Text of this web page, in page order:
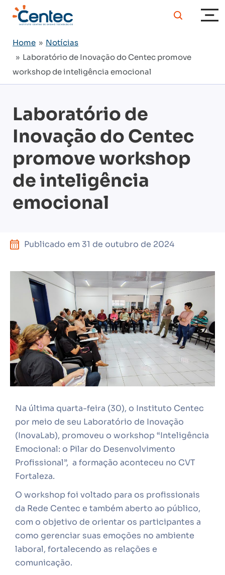
Home » Notícias
» Laboratório de Inovação do Centec promove
workshop de inteligência emocional
Laboratório de
Inovação do Centec
promove workshop
de inteligência
emocional
Publicado em 31 de outubro de 2024
Na última quarta-feira (30), o Instituto Centec
por meio de seu Laboratório de Inovação
(InovaLab), promoveu o workshop “Inteligência
Emocional: o Pilar do Desenvolvimento
Profissional”, a formação aconteceu no CVT
Fortaleza.
O workshop foi voltado para os profissionais
da Rede Centec e também aberto ao público,
com o objetivo de orientar os participantes a
como gerenciar suas emoções no ambiente
laboral, fortalecendo as relações e
comunicação.